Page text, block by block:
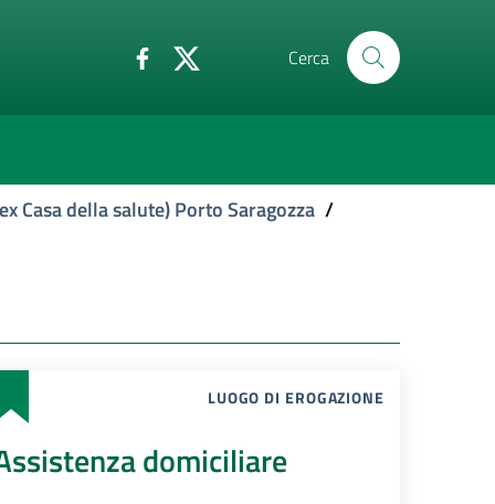
Cerca
Casa della salute) Porto Saragozza /
LUOGO DI EROGAZIONE
domiciliare